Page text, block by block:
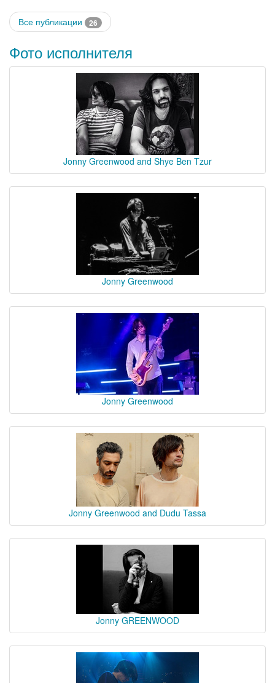
Все публикации 26
Фото исполнителя
Jonny Greenwood and Shye Ben Tzur
Jonny Greenwood
Jonny Greenwood
Jonny Greenwood and Dudu Tassa
Jonny GREENWOOD